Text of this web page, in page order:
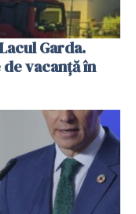
Garda.
vacanță în